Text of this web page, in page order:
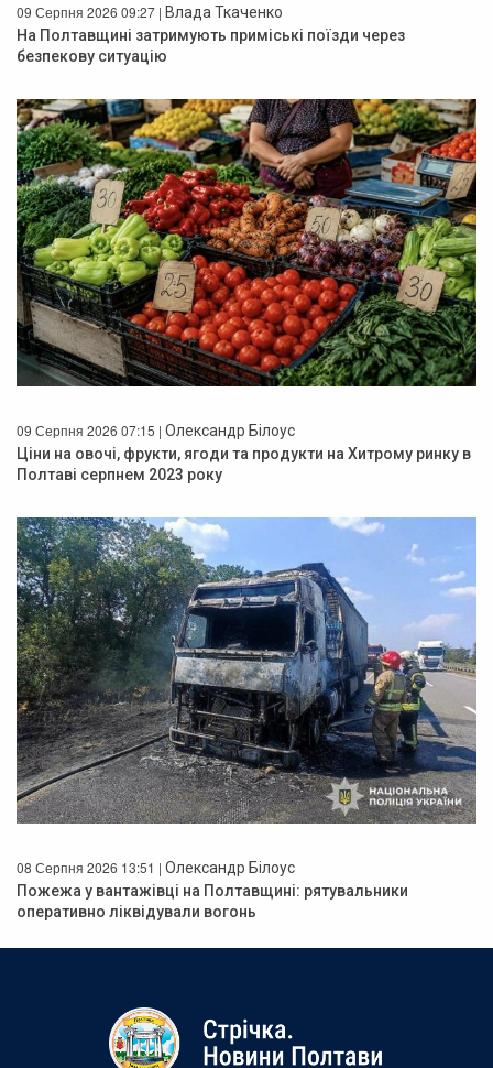
09 Серпня 2026 09:27 | Влада Ткаченко
На Полтавщині затримують приміські поїзди через
безпекову ситуацію
09 Серпня 2026 07:15 | Олександр Білоус
Ціни на овочі, фрукти, ягоди та продукти на Хитрому ринку в
Полтаві серпнем 2023 року
08 Серпня 2026 13:51 | Олександр Білоус
Пожежа у вантажівці на Полтавщині: рятувальники
оперативно ліквідували вогонь